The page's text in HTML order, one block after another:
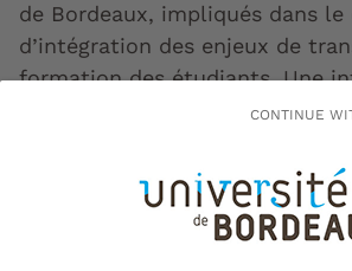
CONTINUE
de Bordeaux, impliqués dans
d’intégration des enjeux de
formation des étudiants. Une
potentiellement complexe